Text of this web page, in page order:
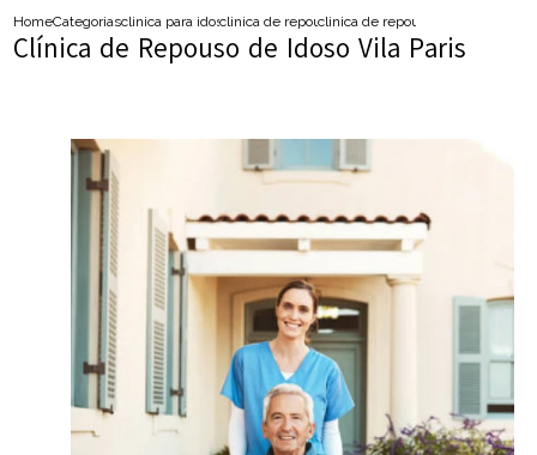
HomeCategoriasclinica para idososclinica de repouso de idosoclinica de repouso de idoso vila
Clínica de Repouso de Idoso Vila Paris